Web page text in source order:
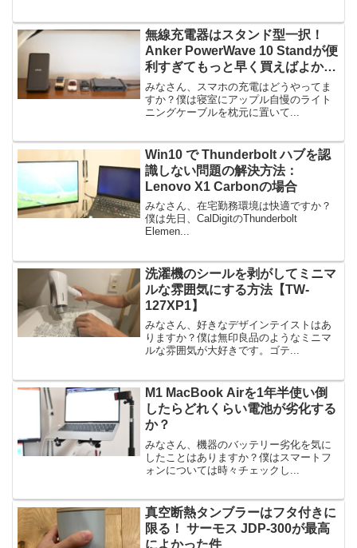
無線充電器はスタンド型一択！
Anker PowerWave 10 Standが便
利すぎてもっと早く買えばよかっ
た
みなさん、スマホの充電はどうやってま
すか？僕は寝室にアップル自慢のライト
ニングケーブルを枕元に置いて...
Win10 で Thunderbolt ハブを認
識しない問題の解決方法：
Lenovo X1 Carbonの場合
みなさん、在宅勤務環境は快適ですか？
僕は先日、CalDigitのThunderbolt
Elemen...
洗濯機のシールを剥がしてミニマ
ルな雰囲気にする方法【TW-
127XP1】
みなさん、好きなデザインテイストはあ
りますか？僕は無印良品のようなミニマ
ルな雰囲気が大好きです。ゴテ...
M1 MacBook Airを1年半使い倒
したらどれくらい電池が劣化する
か？
みなさん、機器のバッテリー劣化を気に
したことはありますか？僕はスマートフ
ォンについては時々チェックし...
真空断熱タンブラーはフタ付きに
限る！ サーモス JDP-300が最高
によかった件